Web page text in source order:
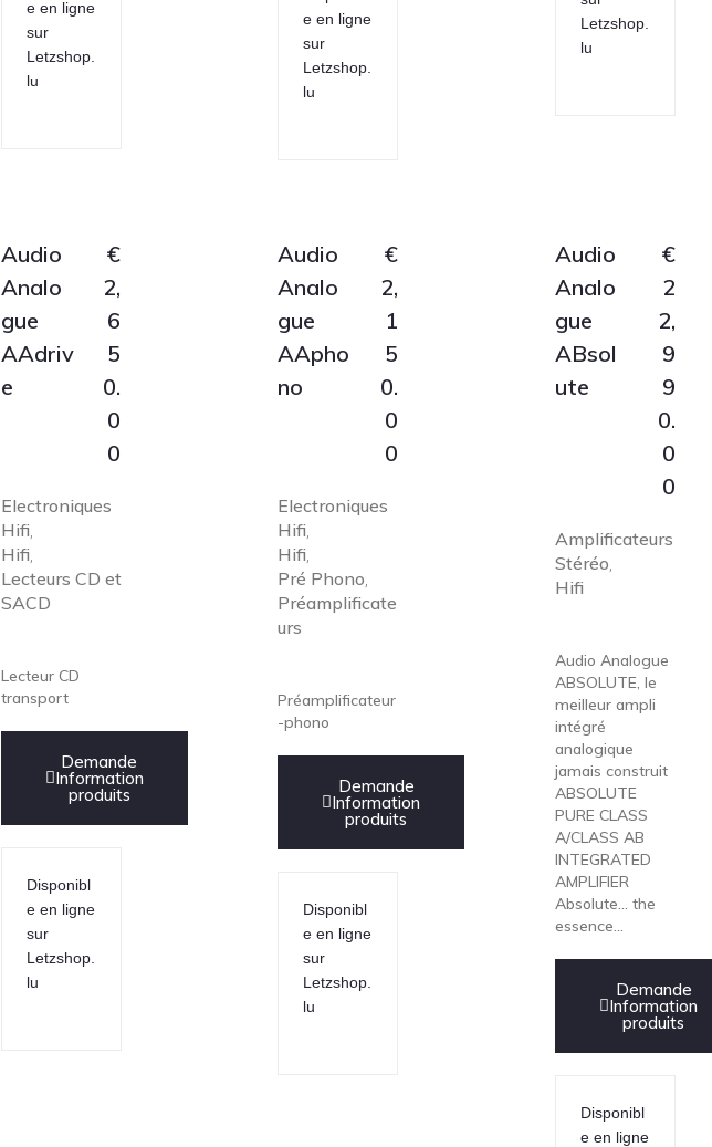
e en ligne
sur
Letzshop.
lu
e en ligne
sur
Letzshop.
lu
Letzshop.
lu
Audio
Analo
gue
AAdriv
e
€
2,
6
5
0.
0
0
Electroniques
Hifi
Hifi
Lecteurs CD et
SACD
Lecteur CD
transport
Demande
Information
produits
Disponibl
e en ligne
sur
Letzshop.
lu
Audio
Analo
gue
AApho
no
€
2,
1
5
0.
0
0
Electroniques
Hifi
Hifi
Pré Phono
Préamplificate
urs
Préamplificateur
-phono
Demande
Information
produits
Disponibl
e en ligne
sur
Letzshop.
lu
Audio
Analo
gue
ABsol
ute
€
2
2,
9
9
0.
0
0
Amplificateurs
Stéréo
Hifi
Audio Analogue
ABSOLUTE, le
meilleur ampli
intégré
analogique
jamais construit
ABSOLUTE
PURE CLASS
A/CLASS AB
INTEGRATED
AMPLIFIER
Absolute... the
essence...
Demande
Information
produits
Disponibl
e en ligne